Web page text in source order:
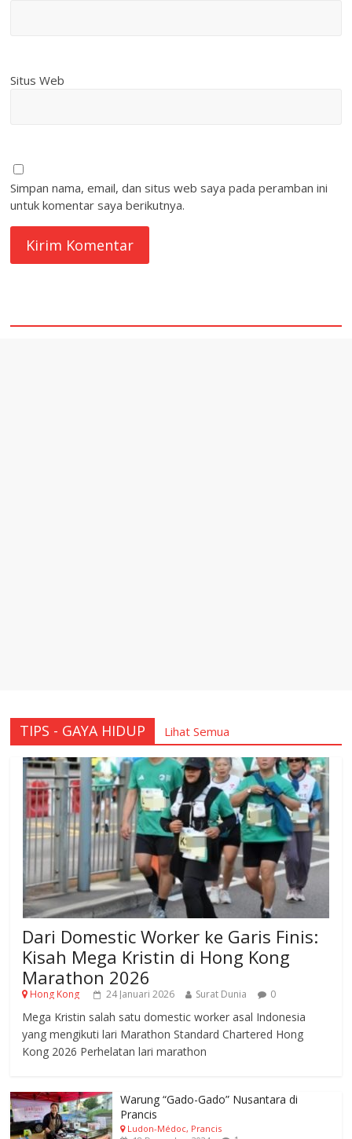
Situs Web
Simpan nama, email, dan situs web saya pada peramban ini
untuk komentar saya berikutnya.
TIPS - GAYA HIDUP Lihat Semua
Dari Domestic Worker ke Garis Finis:
Kisah Mega Kristin di Hong Kong
Marathon 2026
Hong Kong 24 Januari 2026 Surat Dunia 0
Mega Kristin salah satu domestic worker asal Indonesia
yang mengikuti lari Marathon Standard Chartered Hong
Kong 2026 Perhelatan lari marathon
Warung “Gado-Gado” Nusantara di
Prancis
Ludon-Médoc, Prancis